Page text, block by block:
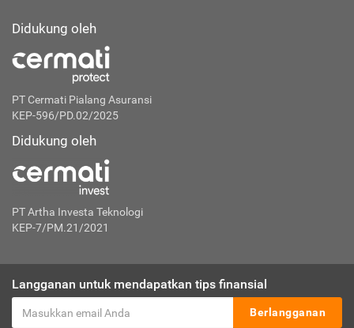
Didukung oleh
PT Cermati Pialang Asuransi
KEP-596/PD.02/2025
Didukung oleh
PT Artha Investa Teknologi
KEP-7/PM.21/2021
Langganan untuk mendapatkan tips finansial
Berlangganan